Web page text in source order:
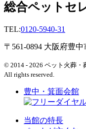
総合ペットセ
TEL:0120-5940-31
〒561-0894 大阪府豊中
© 2014 - 2026 ペット火葬
All rights reserved.
豊中・箕面会館
当館の特長